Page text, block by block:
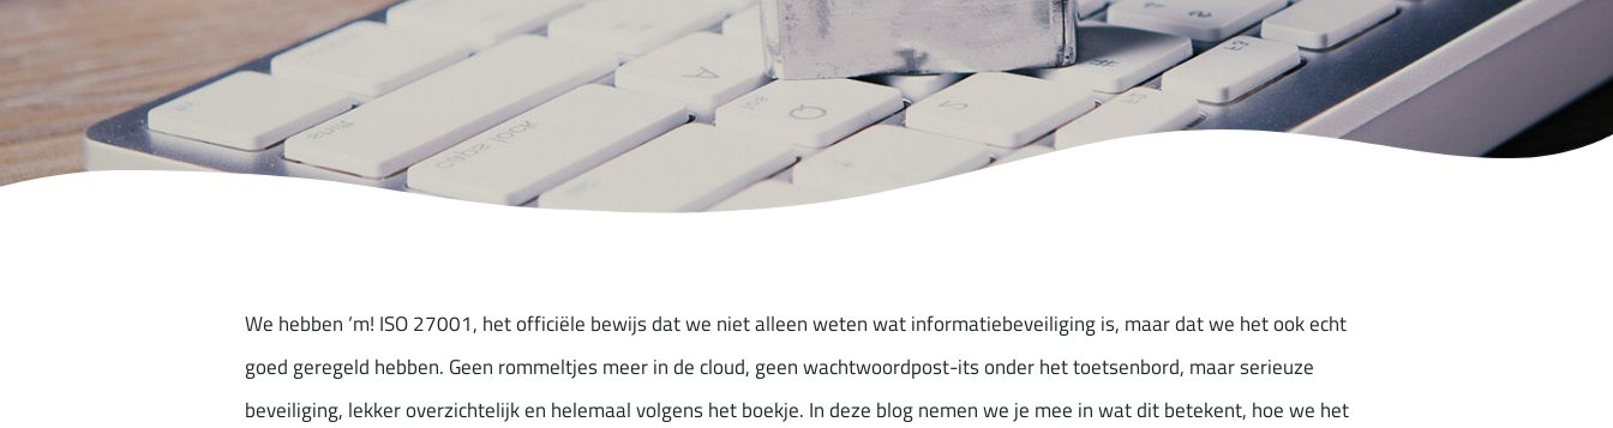
We hebben ‘m! ISO 27001, het officiële bewijs dat we niet alleen weten wat informatiebeveiliging is, maar dat we het ook echt
goed geregeld hebben. Geen rommeltjes meer in de cloud, geen wachtwoordpost-its onder het toetsenbord, maar serieuze
beveiliging, lekker overzichtelijk en helemaal volgens het boekje. In deze blog nemen we je mee in wat dit betekent, hoe we het